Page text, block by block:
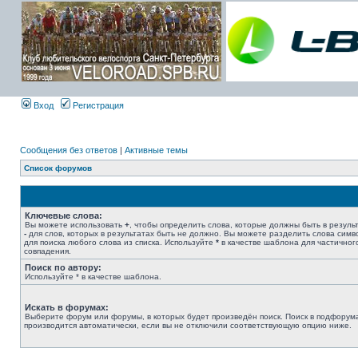
Вход Регистрация
Сообщения без ответов | Активные темы
Список форумов
Ключевые слова:
Вы можете использовать + , чтобы определить слова, которые должны быть в
- для слов, которых в результатах быть не должно. Вы можете разделить слова
для поиска любого слова из списка. Используйте * в качестве шаблона для
совпадения.
Поиск по автору:
Используйте * в качестве шаблона.
Искать в форумах:
Выберите форум или форумы, в которых будет произведён поиск. Поиск в
производится автоматически, если вы не отключили соответствующую опцию ниже.